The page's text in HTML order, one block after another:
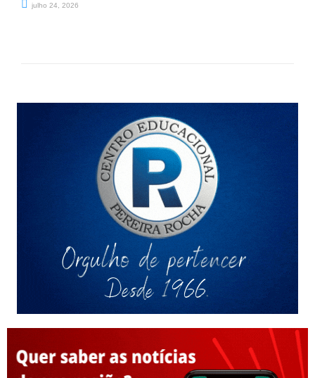
julho 24, 2026